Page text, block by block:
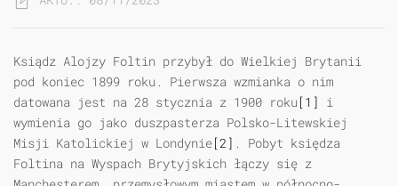
Ksiądz Alojzy Foltin przybył do Wielkiej Brytanii
pod koniec 1899 roku. Pierwsza wzmianka o nim
datowana jest na 28 stycznia z 1900 roku [1] i
wymienia go jako duszpasterza Polsko-Litewskiej
Misji Katolickiej w Londynie[2] . Pobyt księdza
Foltina na Wyspach Brytyjskich łączy się z